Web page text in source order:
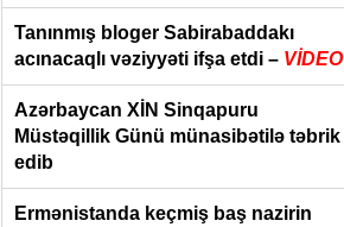
Tanınmış bloger Sabirabaddakı
acınacaqlı vəziyyəti ifşa etdi – VİDEO
Azərbaycan XİN Sinqapuru
Müstəqillik Günü münasibətilə təbrik
edib
Ermənistanda keçmiş baş nazirin